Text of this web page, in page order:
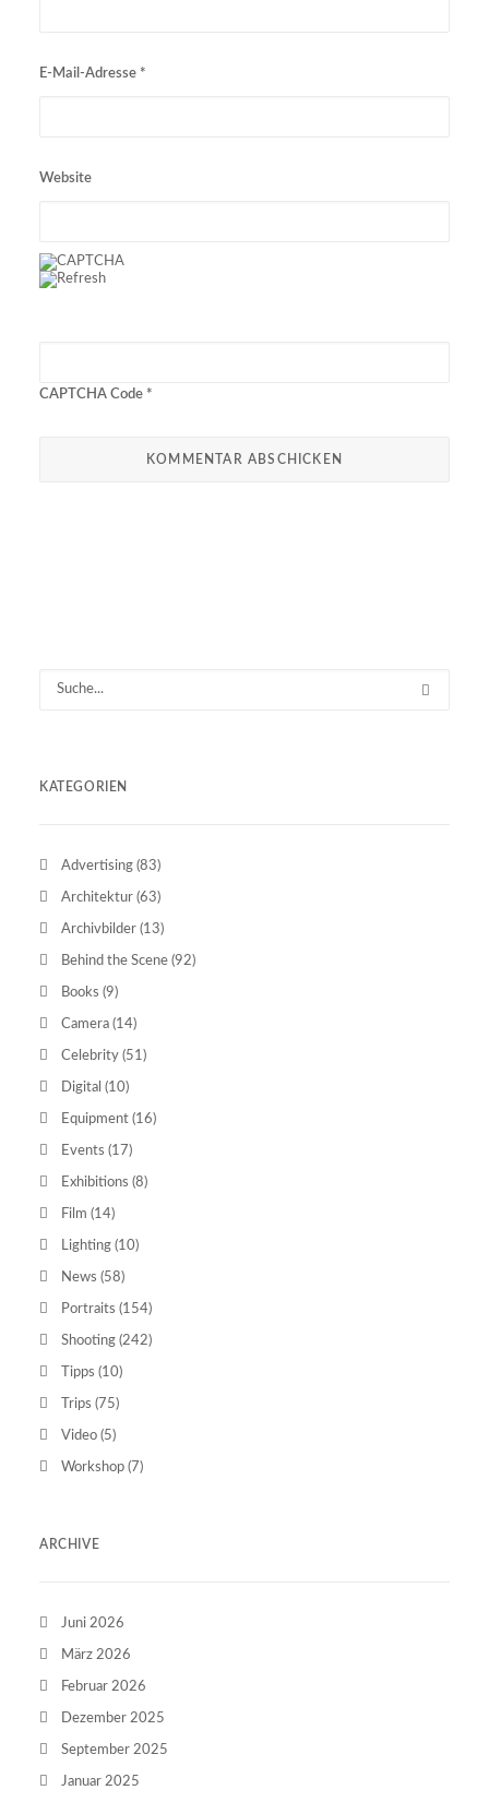
E-Mail-Adresse *
Website
CAPTCHA Code *
KATEGORIEN
Advertising (83)
Architektur (63)
Archivbilder (13)
Behind the Scene (92)
Books (9)
Camera (14)
Celebrity (51)
Digital (10)
Equipment (16)
Events (17)
Exhibitions (8)
Film (14)
Lighting (10)
News (58)
Portraits (154)
Shooting (242)
Tipps (10)
Trips (75)
Video (5)
Workshop (7)
ARCHIVE
Juni 2026
März 2026
Februar 2026
Dezember 2025
September 2025
Januar 2025